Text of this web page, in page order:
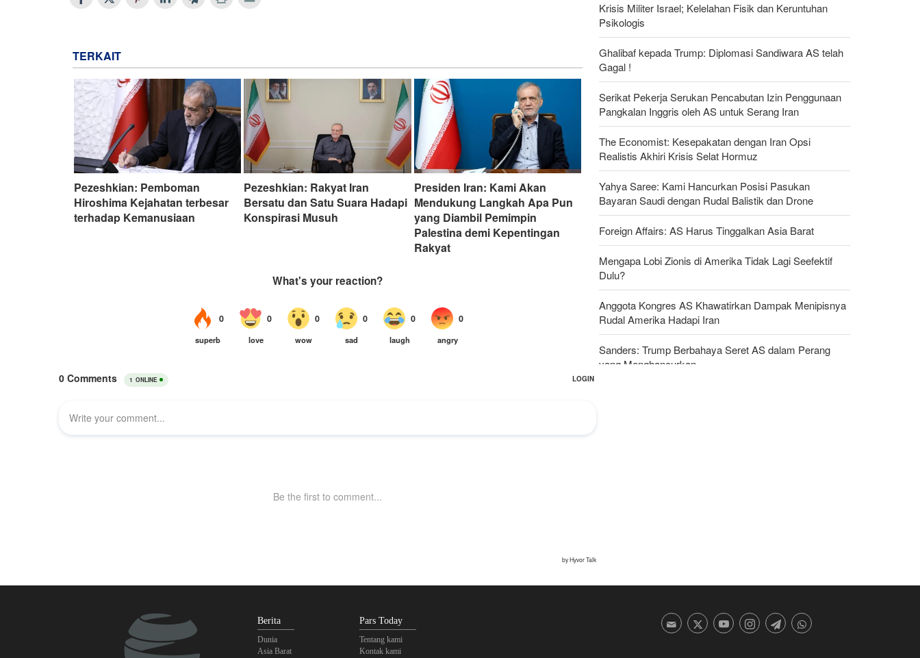
TERKAIT
Pezeshkian: Pemboman
Hiroshima Kejahatan terbesar
terhadap Kemanusiaan
Pezeshkian: Rakyat Iran
Bersatu dan Satu Suara Hadapi
Konspirasi Musuh
Presiden Iran: Kami Akan
Mendukung Langkah Apa Pun
yang Diambil Pemimpin
Palestina demi Kepentingan
Rakyat
Krisis Militer Israel; Kelelahan Fisik dan Keruntuhan
Psikologis
Ghalibaf kepada Trump: Diplomasi Sandiwara AS telah
Gagal !
Serikat Pekerja Serukan Pencabutan Izin Penggunaan
Pangkalan Inggris oleh AS untuk Serang Iran
The Economist: Kesepakatan dengan Iran Opsi
Realistis Akhiri Krisis Selat Hormuz
Yahya Saree: Kami Hancurkan Posisi Pasukan
Bayaran Saudi dengan Rudal Balistik dan Drone
Foreign Affairs: AS Harus Tinggalkan Asia Barat
Mengapa Lobi Zionis di Amerika Tidak Lagi Seefektif
Dulu?
Anggota Kongres AS Khawatirkan Dampak Menipisnya
Rudal Amerika Hadapi Iran
Sanders: Trump Berbahaya Seret AS dalam Perang
yang Menghancurkan
Berita
Dunia
Asia Barat
Pars Today
Tentang kami
Kontak kami